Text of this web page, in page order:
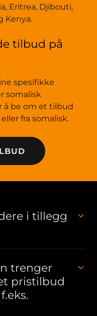
Eritrea, Djibouti,
Kenya.
tilbud på
spesifikke
somalisk
å be om et tilbud
fra somalisk.
i tillegg
trenger
pristilbud